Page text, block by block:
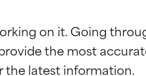
on it. Going
the most